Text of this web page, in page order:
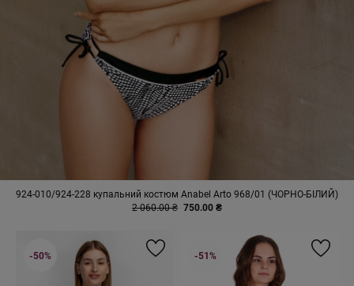
924-010/924-228 купальний костюм Anabel Arto 968/01 (ЧОРНО-БІЛИЙ)
2 060.00 ₴ 750.00 ₴
-50% -51%